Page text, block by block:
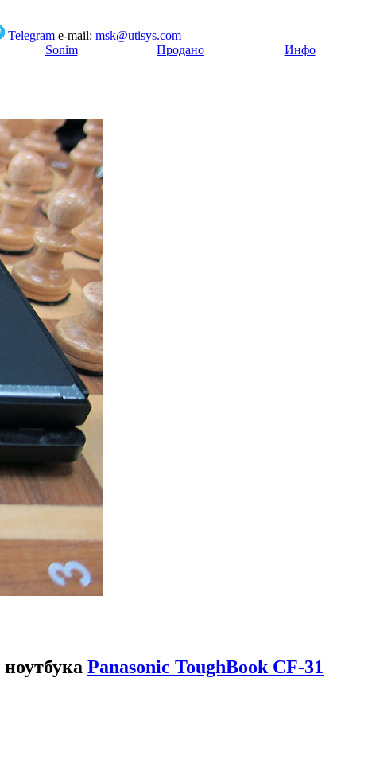
Telegrame-mail: msk@utisys.com
Sonim Продано Инфо
Panasonic ToughBook CF-31